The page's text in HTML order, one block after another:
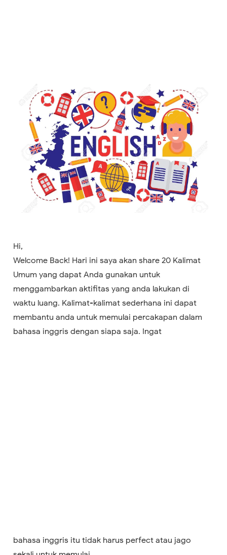
Hi,
Welcome Back! Hari ini saya akan share 20 Kalimat
Umum yang dapat Anda gunakan untuk
menggambarkan aktifitas yang anda lakukan di
waktu luang. Kalimat-kalimat sederhana ini dapat
membantu anda untuk memulai percakapan dalam
bahasa inggris dengan siapa saja. Ingat
bahasa inggris itu tidak harus perfect atau jago